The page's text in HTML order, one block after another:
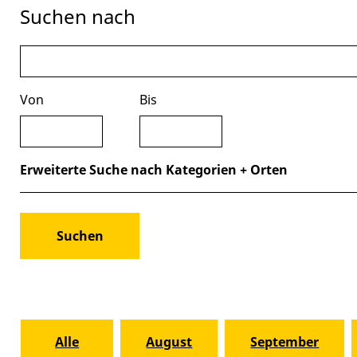
Suchen nach
Von Bis
Erweiterte Suche nach Kategorien + Orten
Alle August September